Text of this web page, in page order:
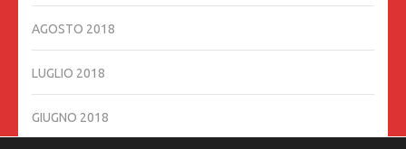
AGOSTO 2018
LUGLIO 2018
GIUGNO 2018